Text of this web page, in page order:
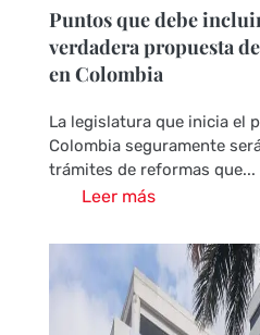
Puntos que debe
verdadera propuesta
en Colombia
La legislatura que inicia el
Colombia seguramente
trámites de reformas que...
Leer más